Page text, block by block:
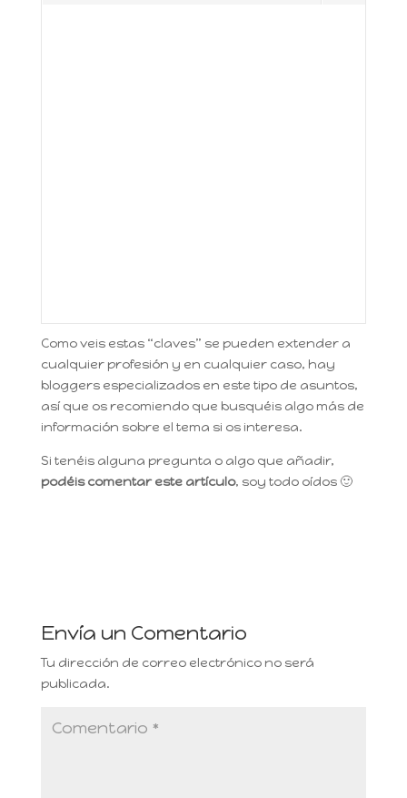
Como veis estas “claves” se pueden extender a
cualquier profesión y en cualquier caso, hay
bloggers especializados en este tipo de asuntos,
así que os recomiendo que busquéis algo más de
información sobre el tema si os interesa.
Si tenéis alguna pregunta o algo que añadir,
podéis comentar este artículo, soy todo oídos 🙂
Envía un Comentario
Tu dirección de correo electrónico no será
publicada.